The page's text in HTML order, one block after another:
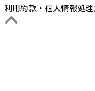
利用約款・個人情報処理